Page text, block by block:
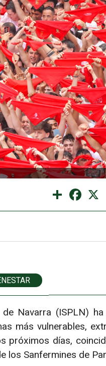
Share
Navarra (ISPLN)
más vulnerables,
próximos días,
los Sanfermines de